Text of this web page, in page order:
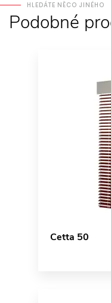
HLEDÁTE NĚCO JINÉHO
Podobné
Cetta 50